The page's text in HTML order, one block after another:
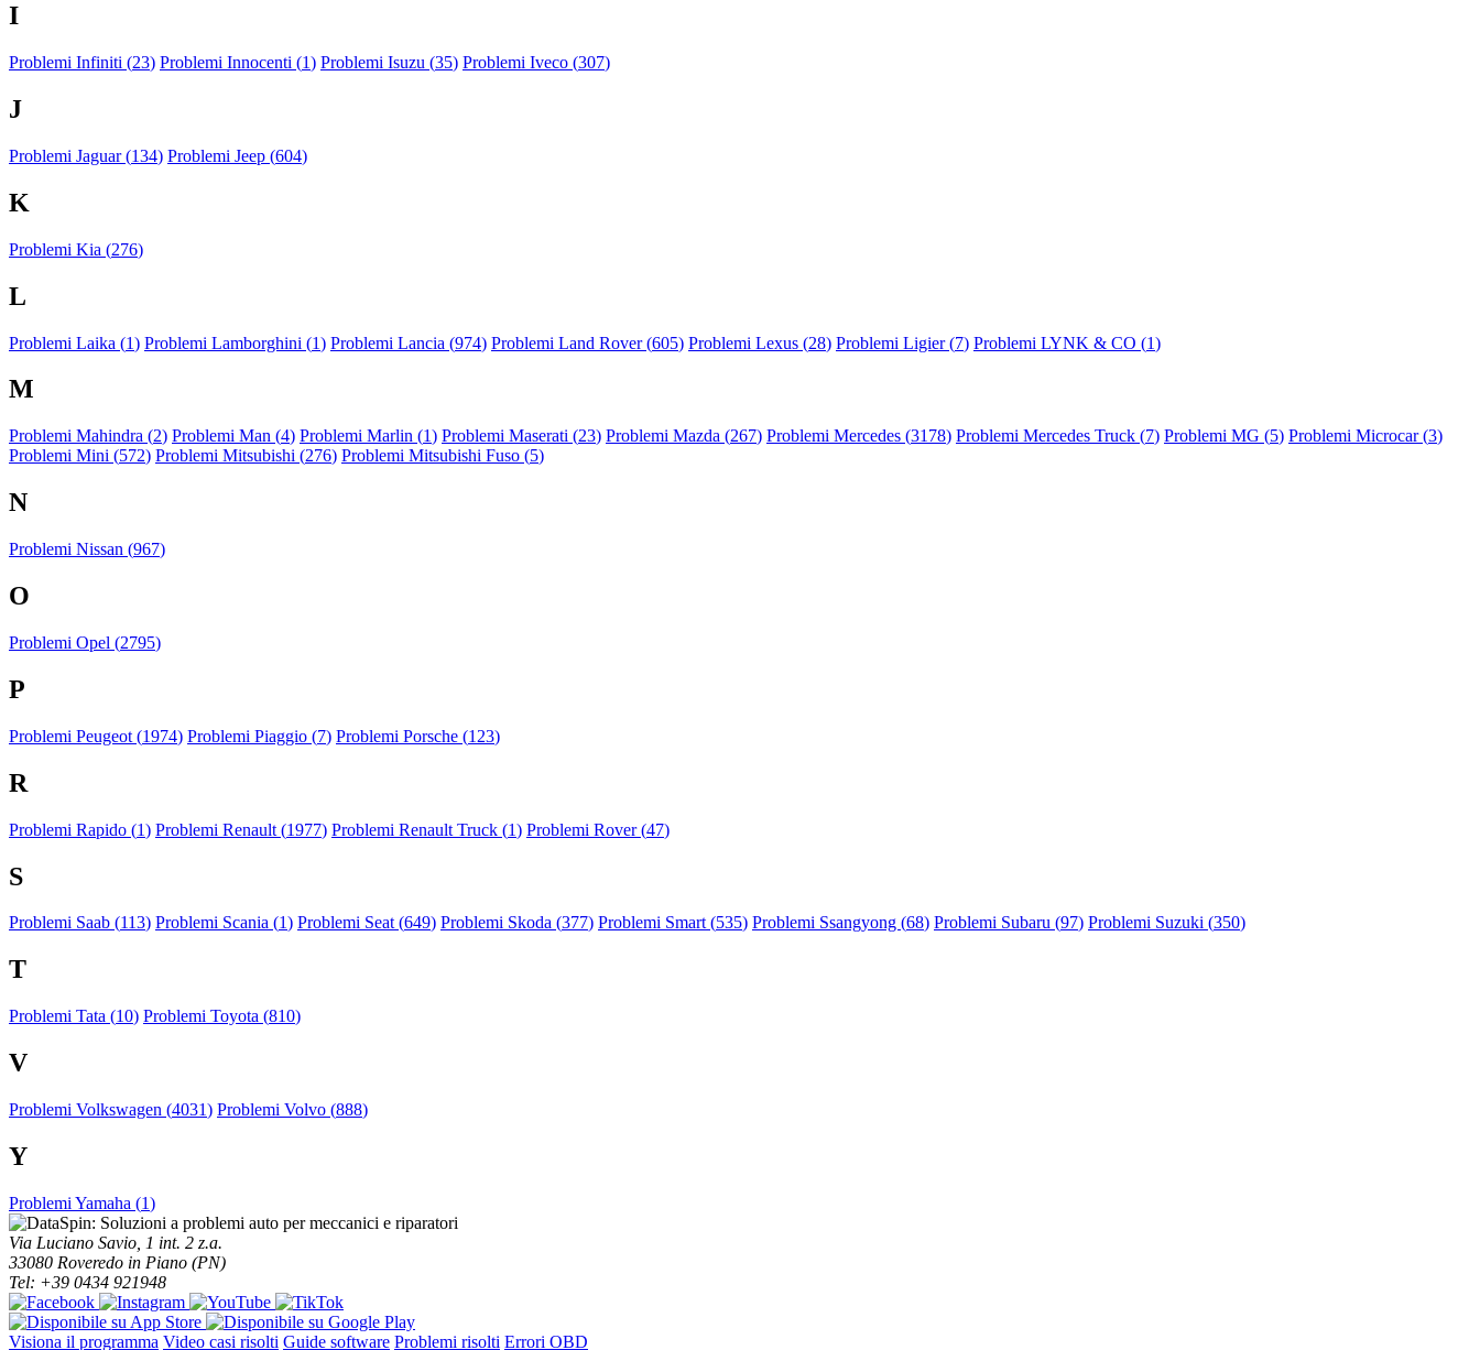
I
Problemi Infiniti (23) Problemi Innocenti (1) Problemi Isuzu (35) Problemi Iveco (307)
J
Problemi Jaguar (134) Problemi Jeep (604)
K
Problemi Kia (276)
L
Problemi Laika (1) Problemi Lamborghini (1) Problemi Lancia (974) Problemi Land Rover (605) Problemi Lexus (28) Problemi Ligier (7) Problemi LYNK & CO (1)
M
Problemi Mahindra (2) Problemi Man (4) Problemi Marlin (1) Problemi Maserati (23) Problemi Mazda (267) Problemi Mercedes (3178) Problemi Mercedes Truck (7) Problemi MG (5) Problemi Microcar (3)
Problemi Mini (572) Problemi Mitsubishi (276) Problemi Mitsubishi Fuso (5)
N
Problemi Nissan (967)
O
Problemi Opel (2795)
P
Problemi Peugeot (1974) Problemi Piaggio (7) Problemi Porsche (123)
R
Problemi Rapido (1) Problemi Renault (1977) Problemi Renault Truck (1) Problemi Rover (47)
S
Problemi Saab (113) Problemi Scania (1) Problemi Seat (649) Problemi Skoda (377) Problemi Smart (535) Problemi Ssangyong (68) Problemi Subaru (97) Problemi Suzuki (350)
T
Problemi Tata (10) Problemi Toyota (810)
V
Problemi Volkswagen (4031) Problemi Volvo (888)
Y
Problemi Yamaha (1)
Via Luciano Savio, 1 int. 2 z.a.
33080 Roveredo in Piano (PN)
Tel: +39 0434 921948
Visiona il programma Video casi risolti Guide software Problemi risolti Errori OBD